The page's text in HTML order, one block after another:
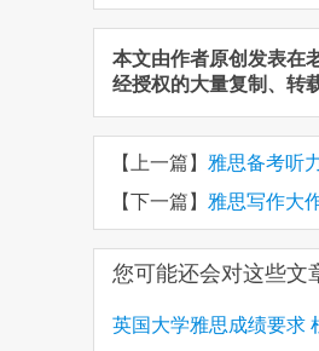
本文由作者原创发表在
经授权的大量复制、转
【上一篇】 雅思备考听
【下一篇】 雅思写作大
您可能还会对这些文
英国大学雅思成绩要求